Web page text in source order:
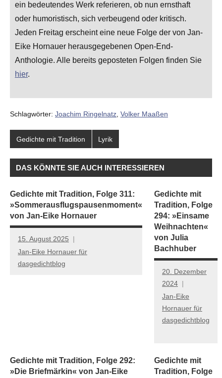
ein bedeutendes Werk referieren, ob nun ernsthaft
oder humoristisch, sich verbeugend oder kritisch.
Jeden Freitag erscheint eine neue Folge der von Jan-
Eike Hornauer herausgegebenen Open-End-
Anthologie. Alle bereits geposteten Folgen finden Sie
hier.
Schlagwörter: Joachim Ringelnatz Volker Maaßen
Gedichte mit Tradition Lyrik
DAS KÖNNTE SIE AUCH INTERESSIEREN
Gedichte mit Tradition, Folge 311:
»Sommerausflugspausenmoment«
von Jan-Eike Hornauer
15. August 2025
Jan-Eike Hornauer für
dasgedichtblog
Gedichte mit
Tradition, Folge
294: »Einsame
Weihnachten«
von Julia
Bachhuber
20. Dezember
2024
Jan-Eike
Hornauer für
dasgedichtblog
Gedichte mit Tradition, Folge 292:
»Die Briefmärkin« von Jan-Eike
Gedichte mit
Tradition, Folge